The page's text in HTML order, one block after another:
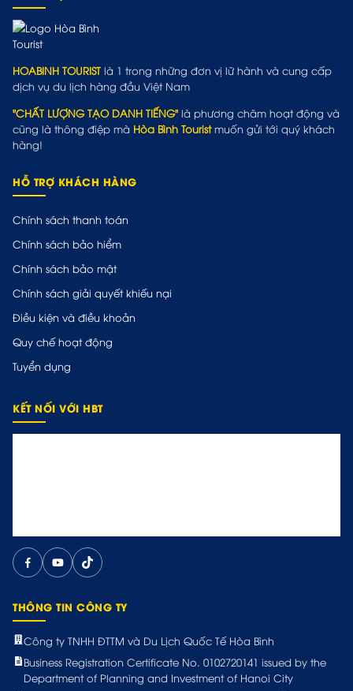
HOABINH TOURIST là 1 trong những đơn vị lữ hành và cung cấp
dịch vụ du lịch hàng đầu Việt Nam
"CHẤT LƯỢNG TẠO DANH TIẾNG" là phương châm hoạt động và
cũng là thông điệp mà Hòa Bình Touristmuốn gửi tới quý khách
hàng!
HỖ TRỢ KHÁCH HÀNG
Chính sách thanh toán
Chính sách bảo hiểm
Chính sách bảo mật
Chính sách giải quyết khiếu nại
Điều kiện và điều khoản
Quy chế hoạt động
Tuyển dụng
KẾT NỐI VỚI HBT
THÔNG TIN CÔNG TY
Công ty TNHH ĐTTM và Du Lịch Quốc Tế Hòa Bình
Business Registration Certificate No. 0102720141 issued by the
Department of Planning and Investment of Hanoi City